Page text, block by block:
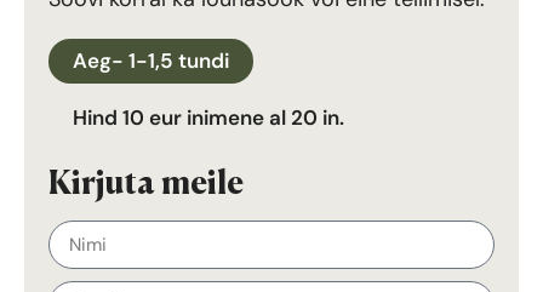
Aeg- 1-1,5 tundi
Hind 10 eur inimene al 20 in.
Kirjuta meile